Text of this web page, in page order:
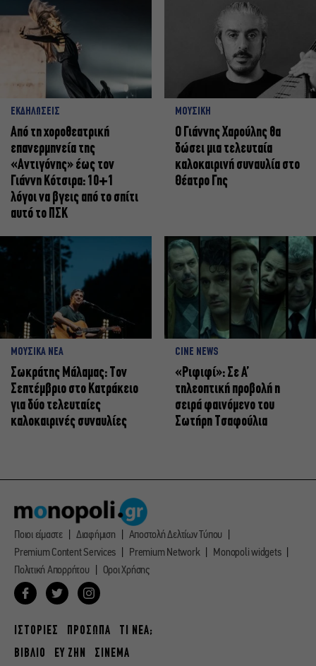
ΕΚΔΗΛΩΣΕΙΣ
Από τη χοροθεατρική
επανερμηνεία της
«Αντιγόνης» έως τον
Γιάννη Κότσιρα: 10+1
λόγοι να βγεις από το σπίτι
αυτό το ΠΣΚ
ΜΟΥΣΙΚΗ
Ο Γιάννης Χαρούλης θα
δώσει μια τελευταία
καλοκαιρινή συναυλία στο
Θέατρο Γης
ΜΟΥΣΙΚΑ ΝΕΑ
Σωκράτης Μάλαμας: Τον
Σεπτέμβριο στο Κατράκειο
για δύο τελευταίες
καλοκαιρινές συναυλίες
CINE NEWS
«Ριφιφί»: Σε Α’
τηλεοπτική προβολή η
σειρά φαινόμενο του
Σωτήρη Τσαφούλια
Ποιοι είμαστε Διαφήμιση
Αποστολή Δελτίων Τύπου
Premium Content Services
Premium Network
Monopoli widgets
Πολιτική Απορρήτου
Οροι Χρήσης
ΙΣΤΟΡΙΕΣ ΠΡΟΣΩΠΑ
ΤΙ ΝΕΑ;
ΒΙΒΛΙΟ
ΕΥ ΖΗΝ ΣΙΝΕΜΑ